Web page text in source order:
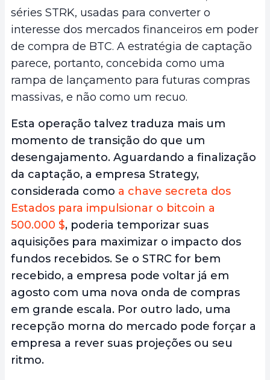
séries STRK, usadas para converter o
interesse dos mercados financeiros em poder
de compra de BTC. A estratégia de captação
parece, portanto, concebida como uma
rampa de lançamento para futuras compras
massivas, e não como um recuo.
Esta operação talvez traduza mais um
momento de transição do que um
desengajamento. Aguardando a finalização
da captação, a empresa Strategy,
considerada como a chave secreta dos
Estados para impulsionar o bitcoin a
500.000 $, poderia temporizar suas
aquisições para maximizar o impacto dos
fundos recebidos. Se o STRC for bem
recebido, a empresa pode voltar já em
agosto com uma nova onda de compras
em grande escala. Por outro lado, uma
recepção morna do mercado pode forçar a
empresa a rever suas projeções ou seu
ritmo.